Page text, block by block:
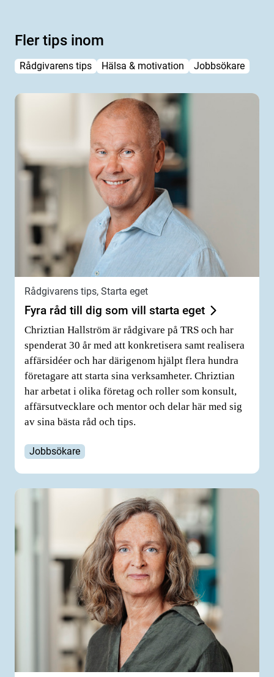
Fler tips inom
Rådgivarens tips Hälsa & motivation Jobbsökare
Rådgivarens tips, Starta eget
Fyra råd till dig som vill starta eget
Chriztian Hallström är rådgivare på TRS och har
spenderat 30 år med att konkretisera samt realisera
affärsidéer och har därigenom hjälpt flera hundra
företagare att starta sina verksamheter. Chriztian
har arbetat i olika företag och roller som konsult,
affärsutvecklare och mentor och delar här med sig
av sina bästa råd och tips.
Jobbsökare